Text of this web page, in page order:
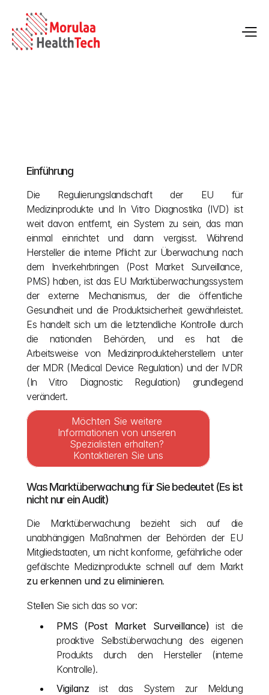
Einführung
Die Regulierungslandschaft der EU für
Medizinprodukte und In Vitro Diagnostika (IVD) ist
weit davon entfernt, ein System zu sein, das man
einmal einrichtet und dann vergisst. Während
Hersteller die interne Pflicht zur Überwachung nach
dem Inverkehrbringen (Post Market Surveillance,
PMS) haben, ist das EU Marktüberwachungssystem
der externe Mechanismus, der die öffentliche
Gesundheit und die Produktsicherheit gewährleistet.
Es handelt sich um die letztendliche Kontrolle durch
die nationalen Behörden, und es hat die
Arbeitsweise von Medizinprodukteherstellern unter
der MDR (Medical Device Regulation) und der IVDR
(In Vitro Diagnostic Regulation) grundlegend
verändert.
Möchten Sie weitere
Informationen von unseren
Spezialisten erhalten?
Kontaktieren Sie uns
Was Marktüberwachung für Sie bedeutet (Es ist
nicht nur ein Audit)
Die Marktüberwachung bezieht sich auf die
unabhängigen Maßnahmen der Behörden der EU
Mitgliedstaaten, um nicht konforme, gefährliche oder
gefälschte Medizinprodukte schnell auf dem Markt
zu erkennen und zu eliminieren.
Stellen Sie sich das so vor:
PMS (Post Market Surveillance) ist die
proaktive Selbstüberwachung des eigenen
Produkts durch den Hersteller (interne
Kontrolle).
Vigilanz ist das System zur Meldung